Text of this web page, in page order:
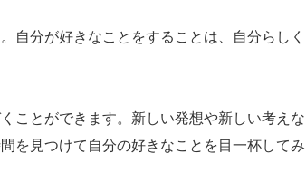
自分が好きなことをすることは、自分らしく
ことができます。新しい発想や新しい考えな
を見つけて自分の好きなことを目一杯してみ